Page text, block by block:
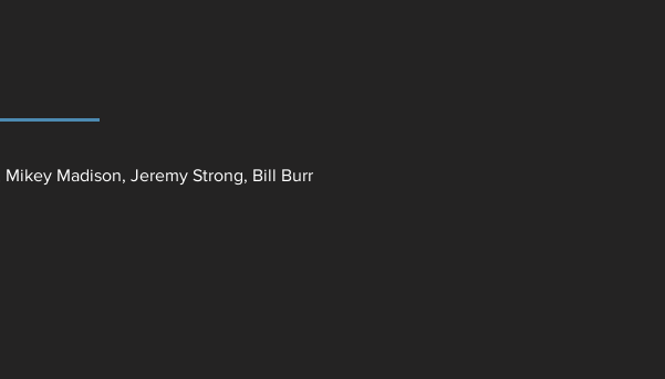
Madison, Jeremy Strong, Bill Burr